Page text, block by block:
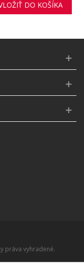
DO KOŠÍKA
práva vyhradené.